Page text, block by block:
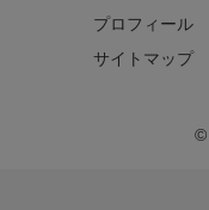
プロフィール
サイトマップ
©